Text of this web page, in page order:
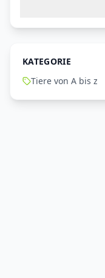
KATEGORIE
Tiere von A bis z